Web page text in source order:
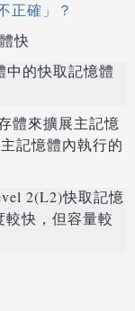
正確」？
快
中的快取記憶體
體來擴展主記憶
記憶體內執行的
2(L2)快取記憶
快，但容量較